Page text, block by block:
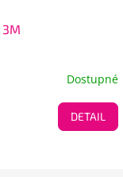
Dostupné
DETAIL